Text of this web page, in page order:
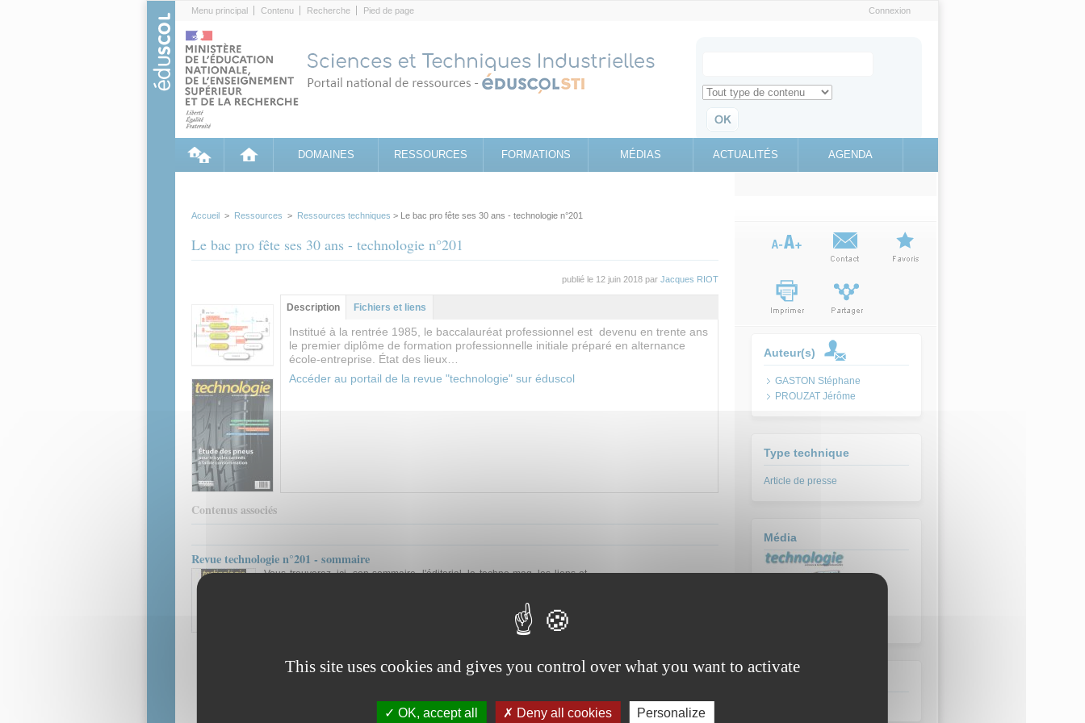
Menu principal Contenu Recherche Pied de page Connexion
Search for
Retrouvez toute l'information sur le site education.gouv.fr
DOMAINES RESSOURCES FORMATIONS MÉDIAS ACTUALITÉS AGENDA
Accueil > Ressources > Ressources techniques > Le bac pro fête ses 30 ans - technologie n°201
Le bac pro fête ses 30 ans - technologie n°201
publié le 12 juin 2018 par Jacques RIOT
Groupe principal
Description (onglet
actif)
Fichiers et liens
Institué à la rentrée 1985, le baccalauréat professionnel est devenu en trente ans
le premier diplôme de formation professionnelle initiale préparé en alternance
école-entreprise. État des lieux…
Accéder au portail de la revue "technologie" sur éduscol
Contenus associés
Revue technologie n°201 - sommaire
Vous trouverez, ici, son sommaire, l'éditorial, le techno-mag, les liens et
Auteur(s)
GASTON Stéphane
PROUZAT Jérôme
Type technique
Article de presse
Média
This site uses cookies and gives you control over what you want to activate
OK, accept all Deny all cookies Personalize